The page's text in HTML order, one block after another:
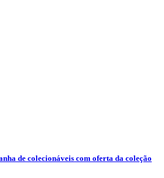
de colecionáveis com oferta da coleção